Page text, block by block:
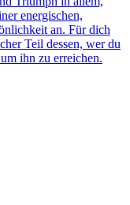
energischen,
an. Für dich
Teil dessen, wer du
ihn zu erreichen.